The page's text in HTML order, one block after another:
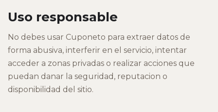
Uso responsable
No debes usar Cuponeto para extraer datos de
forma abusiva, interferir en el servicio, intentar
acceder a zonas privadas o realizar acciones que
puedan danar la seguridad, reputacion o
disponibilidad del sitio.